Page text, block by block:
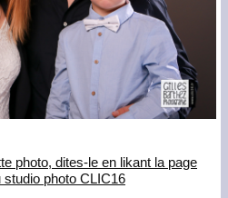
photo, dites-le en likant la page
studio photo CLIC16